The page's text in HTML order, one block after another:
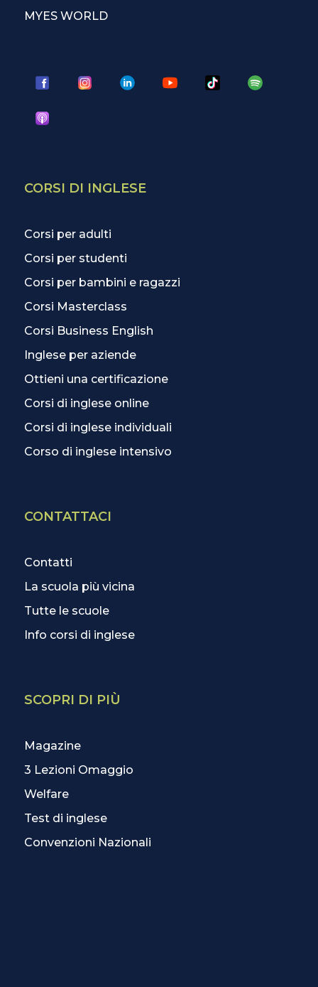
MYES WORLD
CORSI DI INGLESE
Corsi per adulti
Corsi per studenti
Corsi per bambini e ragazzi
Corsi Masterclass
Corsi Business English
Inglese per aziende
Ottieni una certificazione
Corsi di inglese online
Corsi di inglese individuali
Corso di inglese intensivo
CONTATTACI
Contatti
La scuola più vicina
Tutte le scuole
Info corsi di inglese
SCOPRI DI PIÙ
Magazine
3 Lezioni Omaggio
Welfare
Test di inglese
Convenzioni Nazionali